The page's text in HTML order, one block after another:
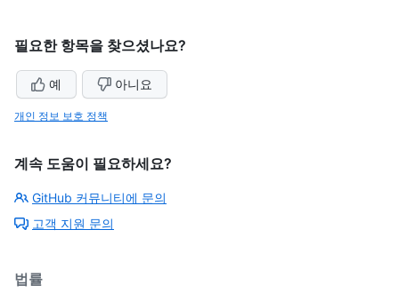
필요한 항목을 찾으셨나요?
예 아니요
개인 정보 보호 정책
계속 도움이 필요하세요?
GitHub 커뮤니티에 문의
고객 지원 문의
법률